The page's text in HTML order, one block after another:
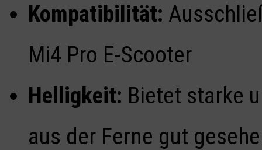
Kompatibilität:
Mi4 Pro E-Scooter
Helligkeit: Bietet starke
aus der Ferne gut